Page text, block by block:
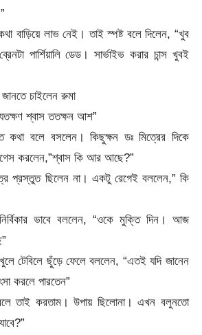
বাড়িয়ে লাভ নেই। তাই স্পষ্ট বলে দিলেন, “খুব
পার্শিয়ালি ডেড। সার্ভাইভ করার চান্স খুবই
চাইলেন রুমা
শ্বাস ততক্ষন আশ”
বলে বসলেন। কিছুক্ষন ডঃ মিত্রের দিকে
করলেন,”শ্বাস কি আর আছে?”
প্রস্তুত ছিলেন না। একটু রেগেই বললেন,” কি
ভাবে বললেন, “ওকে মুক্তি দিন। আজ
টেবিলে ছুঁড়ে ফেলে বললেন, “এতই যদি জানেন
করলে পারতেন”
তাই করতাম। উপায় ছিলোনা। এখন বলুনতো